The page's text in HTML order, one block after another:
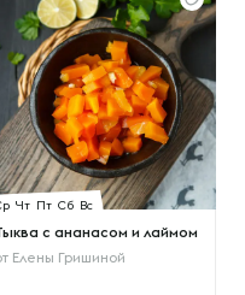
Чт Пт Сб Вс
с ананасом и лаймом
Елены Гришиной